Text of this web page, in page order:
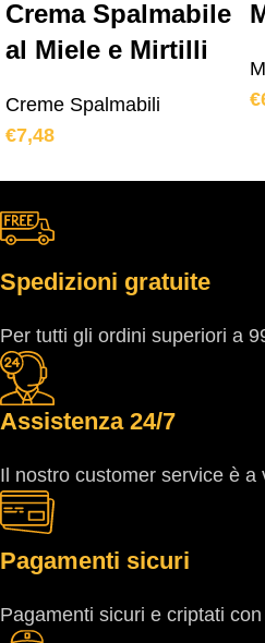
Crema Spalmabile
al Miele e Mirtilli
Creme Spalmabili
€7,48
€
Spedizioni gratuite
Per tutti gli ordini superiori a
Assistenza 24/7
Il nostro customer service è a
Pagamenti sicuri
Pagamenti sicuri e criptati